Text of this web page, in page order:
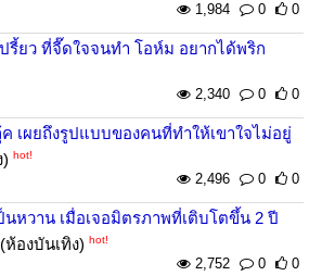
1,984 0 0
รี้ยว ที่จี๊ดใจจนทำ โอห์ม อยากได้พริก
2,340 0 0
เผยถึงรูปแบบของคนที่ทำให้เขาใจไม่อยู่
hot!
2,496 0 0
หวาน เมื่อเจอมิตรภาพที่เติบโตขึ้น 2 ปี
(ห้องบันเทิง) hot!
2,752 0 0